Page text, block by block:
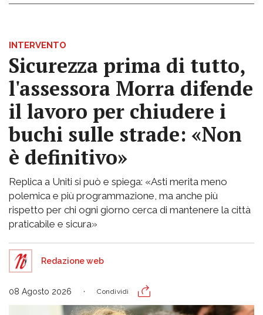
INTERVENTO
Sicurezza prima di tutto,
l'assessora Morra difende
il lavoro per chiudere i
buchi sulle strade: «Non
è definitivo»
Replica a Uniti si può e spiega: «Asti merita meno
polemica e più programmazione, ma anche più
rispetto per chi ogni giorno cerca di mantenere la città
praticabile e sicura»
Redazione web
08 Agosto 2026 Condividi